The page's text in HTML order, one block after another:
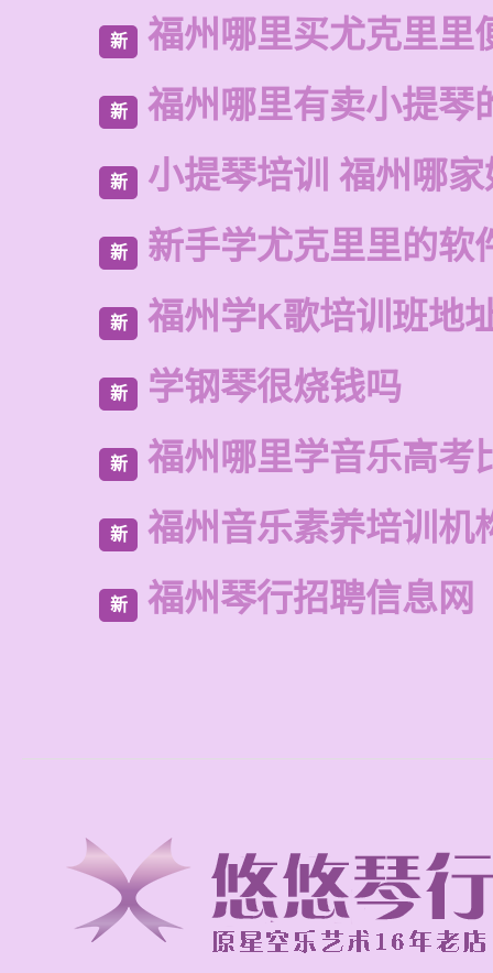
新 福州哪里买尤克里里
新 福州哪里有卖小提琴
新 小提琴培训 福州哪
新 新手学尤克里里的软
新 福州学K歌培训班地
新 学钢琴很烧钱吗
新 福州哪里学音乐高考
新 福州音乐素养培训机
新 福州琴行招聘信息网